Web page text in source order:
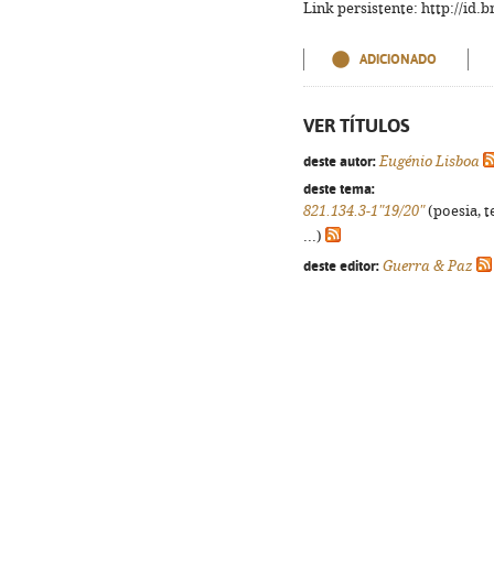
Link persistente: http://
ADICIONADO
VER TÍTULOS
deste autor: Eugénio Lisboa
deste tema:
821.134.3-1"19/20"(poesia,
...)
deste editor: Guerra & Paz